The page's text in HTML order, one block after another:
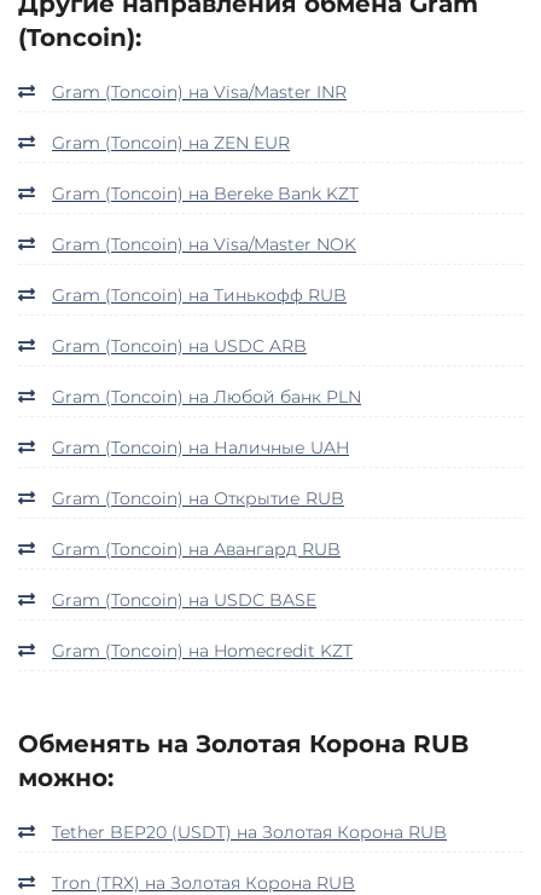
(Toncoin):
Gram (Toncoin) на Visa/Master INR
Gram (Toncoin) на ZEN EUR
Gram (Toncoin) на Bereke Bank KZT
Gram (Toncoin) на Visa/Master NOK
Gram (Toncoin) на Тинькофф RUB
Gram (Toncoin) на USDC ARB
Gram (Toncoin) на Любой банк PLN
Gram (Toncoin) на Наличные UAH
Gram (Toncoin) на Открытие RUB
Gram (Toncoin) на Авангард RUB
Gram (Toncoin) на USDC BASE
Gram (Toncoin) на Homecredit KZT
Обменять на Золотая Корона RUB
можно:
Tether BEP20 (USDT) на Золотая Корона RUB
Tron (TRX) на Золотая Корона RUB